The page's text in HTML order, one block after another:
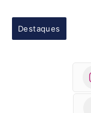
Destaques